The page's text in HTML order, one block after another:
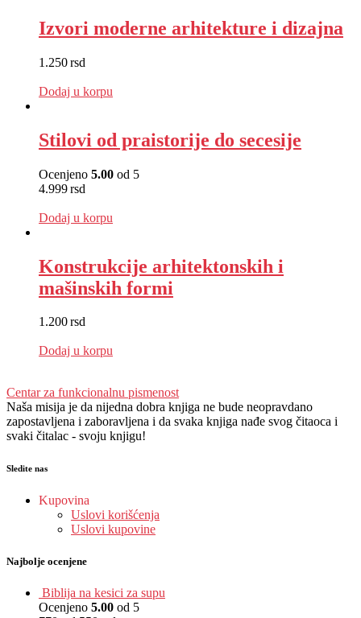
Izvori moderne arhitekture i dizajna
1.250rsd
Dodaj u korpu
Stilovi od praistorije do secesije
Ocenjeno 5.00 od 5
4.999rsd
Dodaj u korpu
Konstrukcije arhitektonskih i
mašinskih formi
1.200rsd
Dodaj u korpu
Centar za funkcionalnu pismenost
Naša misija je da nijedna dobra knjiga ne bude neopravdano
zapostavljena i zaboravljena i da svaka knjiga nađe svog čitaoca i
svaki čitalac - svoju knjigu!
Sledite nas
Kupovina
Uslovi korišćenja
Uslovi kupovine
Najbolje ocenjene
Biblija na kesici za supu
Ocenjeno 5.00 od 5